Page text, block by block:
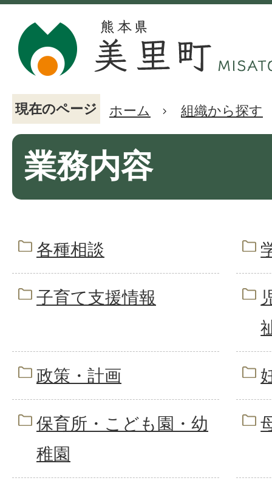
現在のページ ホーム 組織から探す
業務内容
各種相談
子育て支援情報
政策・計画
保育所・こども園・幼
稚園